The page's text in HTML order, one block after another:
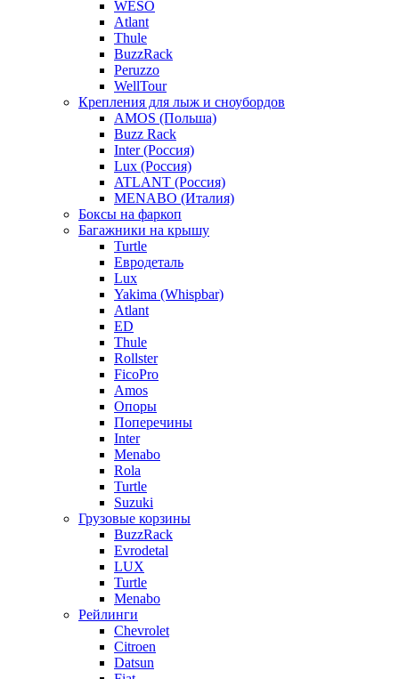
WESO
Atlant
Thule
BuzzRack
Peruzzo
WellTour
Крепления для лыж и сноубордов
AMOS (Польша)
Buzz Rack
Inter (Россия)
Lux (Россия)
ATLANT (Россия)
MENABO (Италия)
Боксы на фаркоп
Багажники на крышу
Turtle
Евродеталь
Lux
Yakima (Whispbar)
Atlant
ED
Thule
Rollster
FicoPro
Amos
Опоры
Поперечины
Inter
Menabo
Rola
Turtle
Suzuki
Грузовые корзины
BuzzRack
Evrodetal
LUX
Turtle
Menabo
Рейлинги
Chevrolet
Citroen
Datsun